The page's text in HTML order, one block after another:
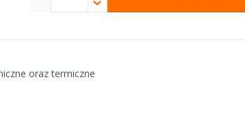
oraz termiczne